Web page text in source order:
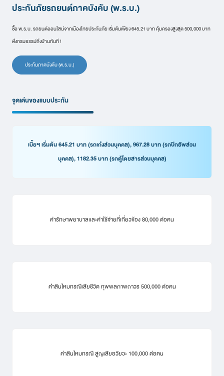
ประกันภัยรถยนต์ภาคบังคับ (พ.ร.บ.)
ซื้อ พ.ร.บ. รถยนต์ออนไลน์จากเมืองไทยประกันภัย เริ่มต้นเพียง 645.21 บาท คุ้มครองสูงสุด 500,000 บาท
ส่งกรมธรรม์ถึงบ้านทันที !
ประกันภาคบังคับ (พ.ร.บ.)
จุดเด่นของแบบประกัน
เบี้ยฯ เริ่มต้น 645.21 บาท (รถเก๋งส่วนบุคคล), 967.28 บาท (รถปิกอัพส่วน
บุคคล), 1182.35 บาท (รถตู้โดยสารส่วนบุคคล)
ค่ารักษาพยาบาลเเละค่าใช้จ่ายที่เกี่ยวข้อง 80,000 ต่อคน
ค่่าสินไหมกรณีเสียชีวิต ทุพพลภาพถาวร 500,000 ต่อคน
ค่าสินไหมกรณี สูญเสียอวัยวะ 100,000 ต่อคน